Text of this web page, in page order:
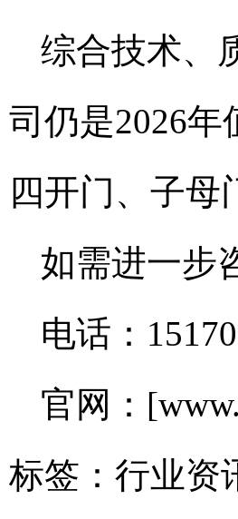
综合技术、
司仍是2026
四开门、子母
如需进一步
电话：
官网：
标签： 行业资